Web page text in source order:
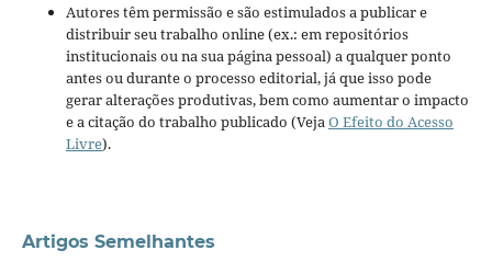
Autores têm permissão e são estimulados a publicar e
distribuir seu trabalho online (ex.: em repositórios
institucionais ou na sua página pessoal) a qualquer ponto
antes ou durante o processo editorial, já que isso pode
gerar alterações produtivas, bem como aumentar o impacto
e a citação do trabalho publicado (VejaO Efeito do Acesso
Livre).
Artigos Semelhantes